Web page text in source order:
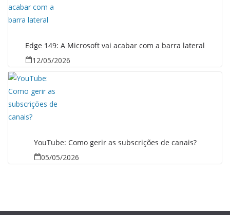
Edge 149: A Microsoft vai acabar com a barra lateral
12/05/2026
YouTube: Como gerir as subscrições de canais?
05/05/2026